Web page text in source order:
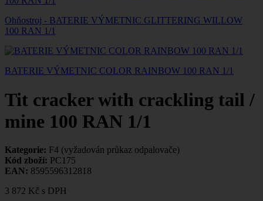
Ohňostroj - BATERIE VÝMETNIC GLITTERING WILLOW
100 RAN 1/1
BATERIE VÝMETNIC COLOR RAINBOW 100 RAN 1/1
Tit cracker with crackling tail /
mine 100 RAN 1/1
Kategorie: F4 (vyžadován průkaz odpalovače)
Kód zboží: PC175
EAN: 8595596312818
3 872 Kč s DPH